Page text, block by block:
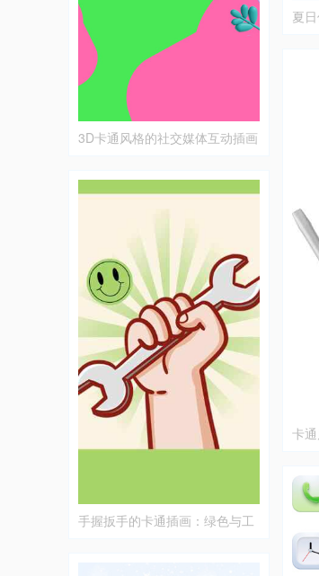
3D卡通风格的社交媒体互动插画
手握扳手的卡通插画：绿色与工
夏
卡